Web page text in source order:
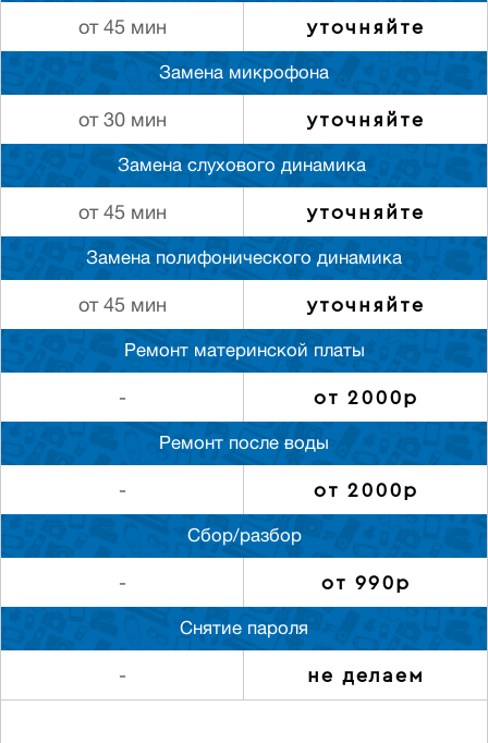
от 45 мин уточняйте
Замена микрофона
от 30 мин уточняйте
Замена слуxового динамика
от 45 мин уточняйте
Замена полифонического динамика
от 45 мин уточняйте
Ремонт материнской платы
- от 2000р
Ремонт после воды
- от 2000р
Сбор/разбор
- от 990р
Снятие пароля
- не делаем